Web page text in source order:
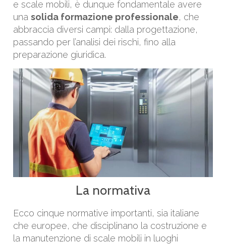
e scale mobili, è dunque fondamentale avere
unasolida formazione professionale, che
abbraccia diversi campi: dalla progettazione,
passando per l’analisi dei rischi, fino alla
preparazione giuridica.
La normativa
Ecco cinque normative importanti, sia italiane
che europee, che disciplinano la costruzione e
la manutenzione di scale mobili in luoghi